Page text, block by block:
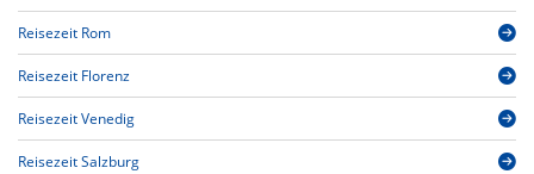
Reisezeit Rom
Reisezeit Florenz
Reisezeit Venedig
Reisezeit Salzburg